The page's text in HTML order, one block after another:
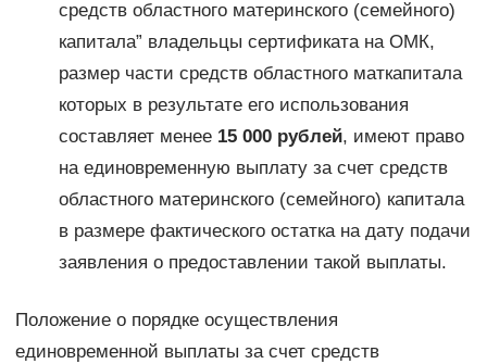
средств областного материнского (семейного)
капитала” владельцы сертификата на ОМК,
размер части средств областного маткапитала
которых в результате его использования
составляет менее 15 000 рублей, имеют право
на единовременную выплату за счет средств
областного материнского (семейного) капитала
в размере фактического остатка на дату подачи
заявления о предоставлении такой выплаты.
Положение о порядке осуществления
единовременной выплаты за счет средств